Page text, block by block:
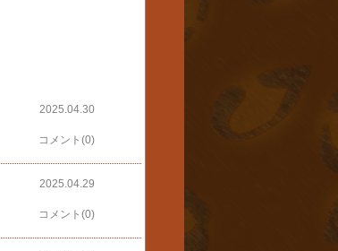
2025.04.30
コメント(0)
2025.04.29
コメント(0)